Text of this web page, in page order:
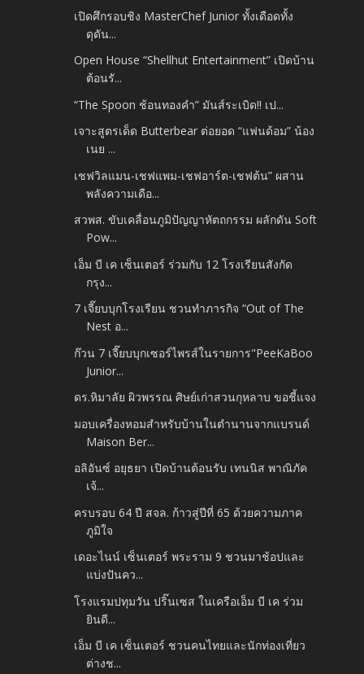
เปิดศึกรอบชิง MasterChef Junior ทั้งเดือดทั้ง
ดุดัน...
Open House “Shellhut Entertainment” เปิดบ้าน
ต้อนรั...
“The Spoon ช้อนทองคำ” มันส์ระเบิด!! เป...
เจาะสูตรเด็ด Butterbear ต่อยอด “แฟนด้อม” น้อง
เนย ...
เชฟวิลแมน-เชฟแพม-เชฟอาร์ต-เชฟต้น” ผสาน
พลังความเดือ...
สวพส. ขับเคลื่อนภูมิปัญญาหัตถกรรม ผลักดัน Soft
Pow...
เอ็ม บี เค เซ็นเตอร์ ร่วมกับ 12 โรงเรียนสังกัด
กรุง...
7 เจี๊ยบบุกโรงเรียน ชวนทำภารกิจ “Out of The
Nest อ...
ก๊วน 7 เจี๊ยบบุกเซอร์ไพรส์ในรายการ"PeeKaBoo
Junior...
ดร.หิมาลัย ผิวพรรณ ศิษย์เก่าสวนกุหลาบ ขอชี้แจง
มอบเครื่องหอมสำหรับบ้านในตำนานจากแบรนด์
Maison Ber...
อลิอันซ์ อยุธยา เปิดบ้านต้อนรับ เทนนิส พาณิภัค
เจ้...
ครบรอบ 64 ปี สจล. ก้าวสู่ปีที่ 65 ด้วยความภาค
ภูมิใจ
เดอะไนน์ เซ็นเตอร์ พระราม 9 ชวนมาช้อปและ
แบ่งปันคว...
โรงแรมปทุมวัน ปริ๊นเซส ในเครือเอ็ม บี เค ร่วม
ยินดี...
เอ็ม บี เค เซ็นเตอร์ ชวนคนไทยและนักท่องเที่ยว
ต่างช...